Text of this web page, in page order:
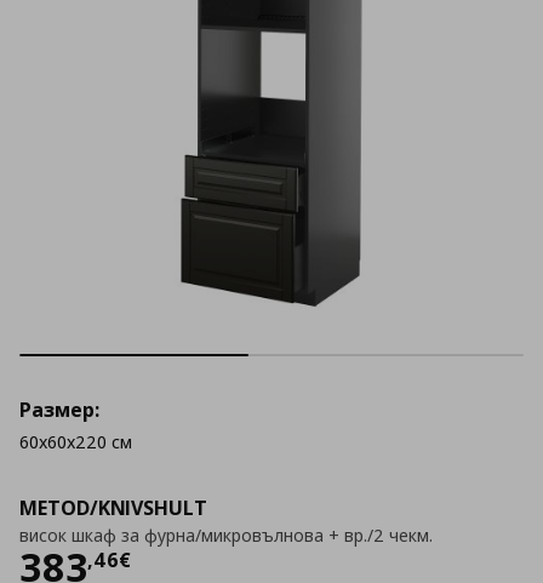
METOD/KNIVSHULT
висок шкаф за фурна/микровълнова + вр./2 чекм.
383,46€
Цена383,46 €
Размер:
60x60x220 см